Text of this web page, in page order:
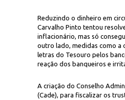
Reduzindo o dinheiro em
Carvalho Pinto tentou
inflacionário, mas só
outro lado, medidas como a
letras do Tesouro pelos
reação dos banqueiros e
A criação do Conselho
(Cade), para fiscalizar os